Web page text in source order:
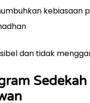
kebiasaan
dan tidak